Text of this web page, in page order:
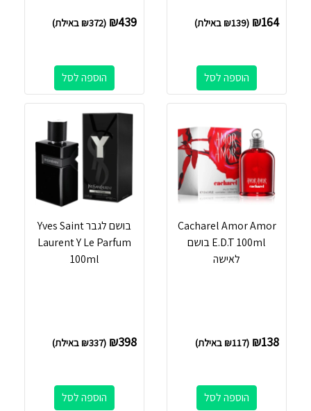
₪164
(
₪139 באילת)
הוספה לסל
₪439
(
₪372 באילת)
הוספה לסל
Cacharel Amor Amor
E.D.T 100ml בושם
לאישה
₪138
(
₪117 באילת)
הוספה לסל
בושם לגבר Yves Saint
Laurent Y Le Parfum
100ml
₪398
(
₪337 באילת)
הוספה לסל